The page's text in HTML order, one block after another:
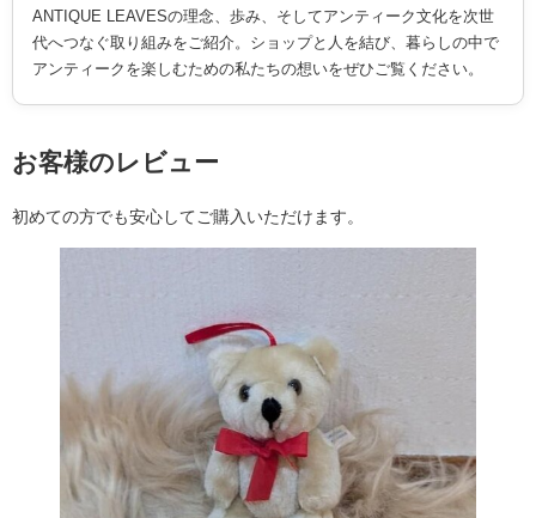
ANTIQUE LEAVESの理念、歩み、そしてアンティーク文化を次世
代へつなぐ取り組みをご紹介。ショップと人を結び、暮らしの中で
アンティークを楽しむための私たちの想いをぜひご覧ください。
お客様のレビュー
初めての方でも安心してご購入いただけます。